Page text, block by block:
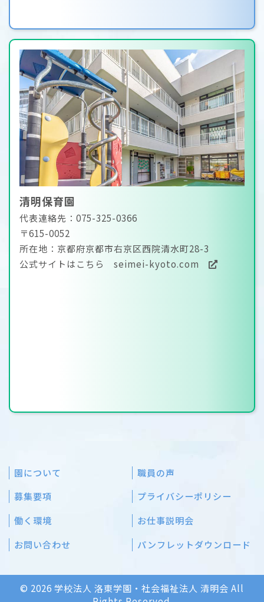
清明保育園
代表連絡先：075-325-0366
〒615-0052
所在地：京都府京都市右京区西院清水町28-3
公式サイトはこちら seimei-kyoto.com
園について
職員の声
募集要項
プライバシーポリシー
働く環境
お仕事説明会
お問い合わせ
パンフレットダウンロード
© 2026 学校法人 洛東学園・社会福祉法人 清明会 All